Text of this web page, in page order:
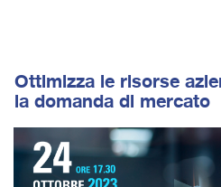
Ottimizza le risorse
la domanda di mercato